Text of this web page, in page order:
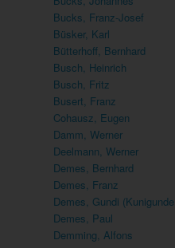
Bucks, Franz-Josef
Büsker, Karl
Bütterhoff, Bernhard
Busch, Heinrich
Busch, Fritz
Busert, Franz
Cohausz, Eugen
Damm, Werner
Deelmann, Werner
Demes, Bernhard
Demes, Franz
Demes, Gundi (Kunigunde
Demes, Paul
Demming, Alfons